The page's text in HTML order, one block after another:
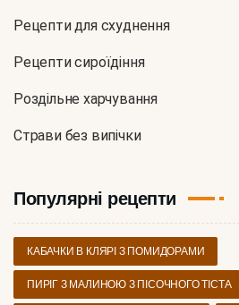
Рецепти для схуднення
Рецепти сироїдіння
Роздільне харчування
Страви без випічки
Популярні рецепти
КАБАЧКИ В КЛЯРІ З ПОМИДОРАМИ
ПИРІГ З МАЛИНОЮ З ПІСОЧНОГО ТІСТА